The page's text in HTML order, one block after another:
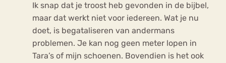
Ik snap dat je troost heb gevonden in de bijbel,
maar dat werkt niet voor iedereen. Wat je nu
doet, is begataliseren van andermans
problemen. Je kan nog geen meter lopen in
Tara’s of mijn schoenen. Bovendien is het ook